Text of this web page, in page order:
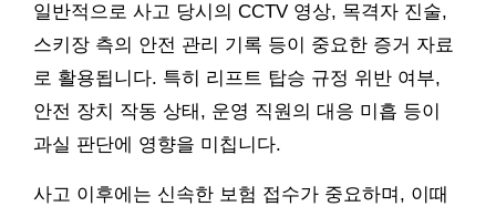
일반적으로 사고 당시의 CCTV 영상, 목격자 진술,
스키장 측의 안전 관리 기록 등이 중요한 증거 자료
로 활용됩니다. 특히 리프트 탑승 규정 위반 여부,
안전 장치 작동 상태, 운영 직원의 대응 미흡 등이
과실 판단에 영향을 미칩니다.
사고 이후에는 신속한 보험 접수가 중요하며, 이때